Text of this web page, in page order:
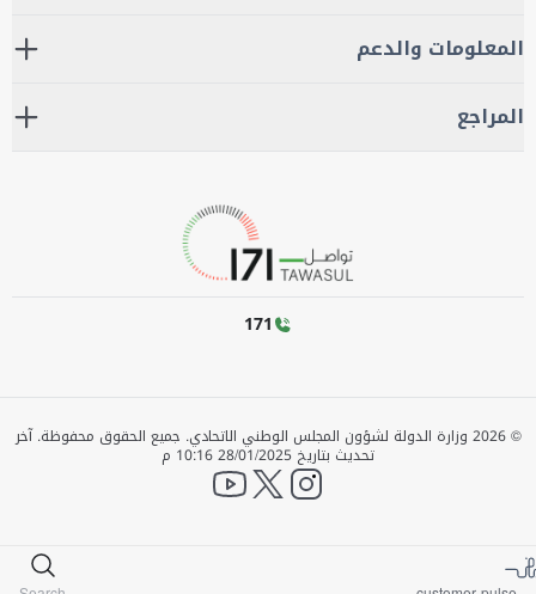
المعلومات والدعم
المراجع
171
©
2026 وزارة الدولة لشؤون المجلس الوطني الاتحادي. جميع الحقوق محفوظة.آخر
تحديث بتاريخ 28/01/2025 10:16 م
instagram
twitter
YouTube